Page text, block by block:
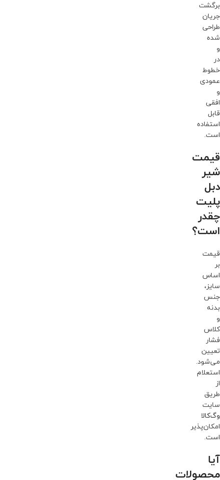
برگشت
جریان
طراحی
شده
و
در
خطوط
عمودی
و
افقی
قابل
استفاده
است.
قیمت
شیر
دبل
پلیت
چقدر
است؟
قیمت
بر
اساس
سایز،
جنس
بدنه
و
کلاس
فشار
تعیین
می‌شود.
استعلام
از
طریق
سایت
وگ‌کالا
امکان‌پذیر
است.
آیا
محصولات